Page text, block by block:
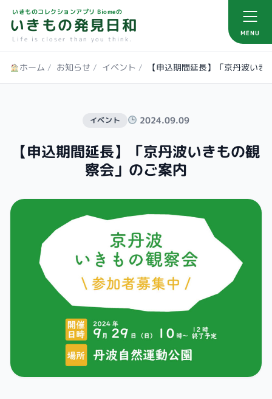
いきものコレクションアプリ Biomeの
いきもの発見日和
Life is closer than you think.
MENU
ホーム / お知らせ / イベント / 【申込期間延長】「京丹波い
イベント 2024.09.09
【申込期間延長】「京丹波いきもの観
察会」のご案内